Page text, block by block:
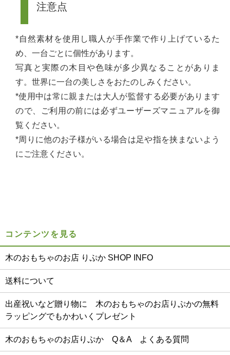
注意点
*自然素材を使用し職人が手作業で作り上げているた
め、一台ごとに個性があります。
写真と実際の木目や色味が多少異なることがありま
す。世界に一台の美しさをおたのしみください。
*使用中は常に親または大人が監督する必要があります
ので、ご利用の前には必ずユーザーズマニュアルを御
覧ください。
*周りに他のお子様がいる場合は足や指を挟まないよう
にご注意ください。
コンテンツを見る
木のおもちゃのお店 りぷか SHOP INFO
送料について
出産祝いなど贈り物に 木のおもちゃのお店りぷかの無料
ラッピングでもかわいくプレゼント
木のおもちゃのお店りぷか Q＆A よくある質問